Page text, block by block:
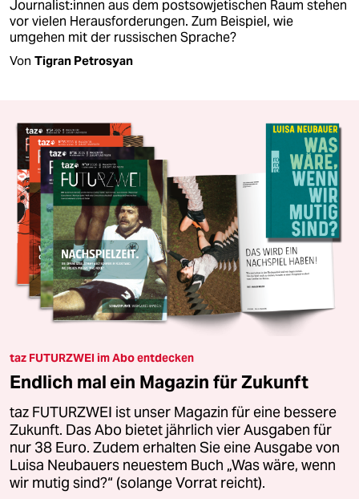
Jour­na­lis­t:in­nen aus dem postsowjetischen Raum stehen
vor vielen Herausforderungen. Zum Beispiel, wie
umgehen mit der russischen Sprache?
Von Tigran Petrosyan
taz FUTURZWEI im Abo entdecken
Endlich mal ein Magazin für Zukunft
taz FUTURZWEI ist unser Magazin für eine bessere
Zukunft. Das Abo bietet jährlich vier Ausgaben für
nur 38 Euro. Zudem erhalten Sie eine Ausgabe von
Luisa Neubauers neuestem Buch „Was wäre, wenn
wir mutig sind?“ (solange Vorrat reicht).